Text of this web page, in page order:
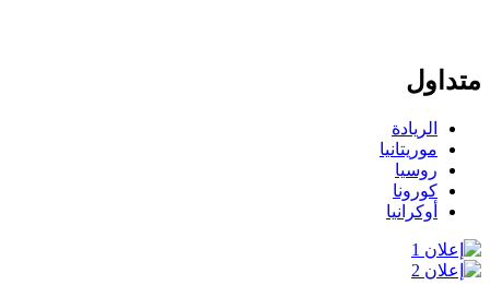
متداول
الريادة
موريتانيا
روسيا
كورونا
أوكرانيا